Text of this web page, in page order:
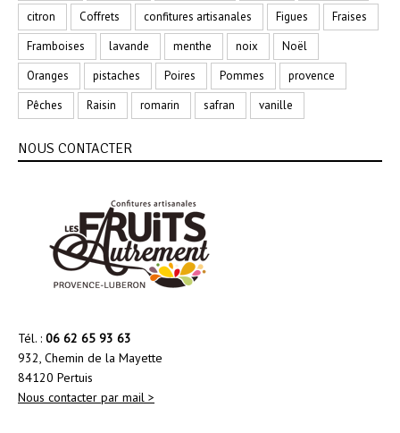
citron
Coffrets confitures artisanales Figues
Fraises
Framboises
lavande menthe noix
Noël
Oranges
pistaches Poires Pommes
provence
Pêches
Raisin romarin safran vanille
NOUS CONTACTER
Tél. : 06 62 65 93 63
932, Chemin de la Mayette
84120 Pertuis
Nous contacter par mail >